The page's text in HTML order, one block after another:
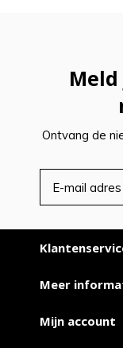
Ontvang de
Meer
Mijn account